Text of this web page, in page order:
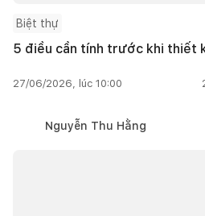
Biệt thự
5 điều cần tính trước khi thiết
27/06/2026, lúc 10:00
Nguyễn Thu Hằng